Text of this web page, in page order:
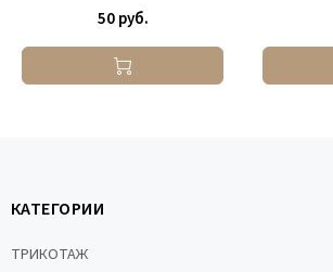
50 руб.
КАТЕГОРИИ
ТРИКОТАЖ